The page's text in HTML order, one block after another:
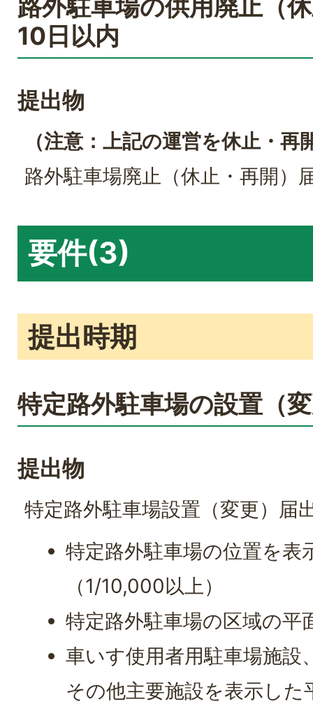
路外駐車場の供用廃止（
10日以内
提出物
（注意：上記の運営を休止・
路外駐車場廃止（休止・再開）
要件(3)
提出時期
特定路外駐車場の設置（
提出物
特定路外駐車場設置（変更）届
特定路外駐車場の位置を表
（1/10,000以上）
特定路外駐車場の区域の平
車いす使用者用駐車場施設
その他主要施設を表示し